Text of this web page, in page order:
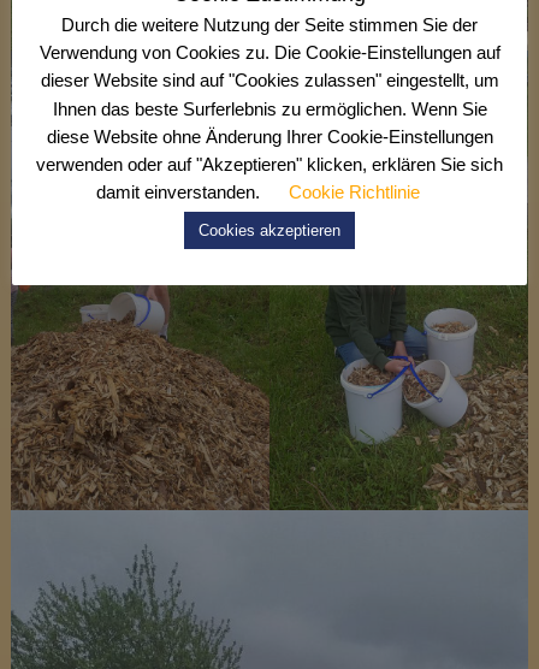
Durch die weitere Nutzung der Seite stimmen Sie der
Verwendung von Cookies zu. Die Cookie-Einstellungen auf
dieser Website sind auf "Cookies zulassen" eingestellt, um
Ihnen das beste Surferlebnis zu ermöglichen. Wenn Sie
diese Website ohne Änderung Ihrer Cookie-Einstellungen
verwenden oder auf "Akzeptieren" klicken, erklären Sie sich
damit einverstanden.
Cookie Richtlinie
Cookies akzeptieren